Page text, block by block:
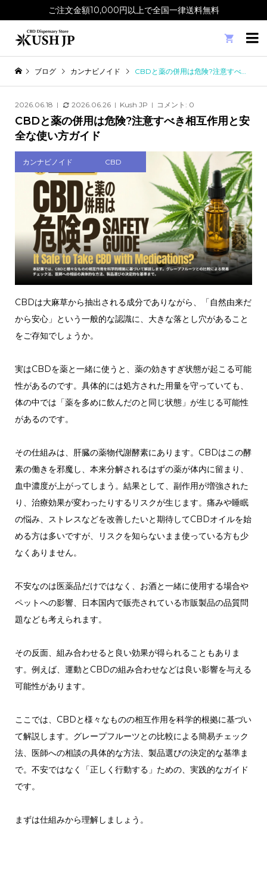
ご注文金額10,000円以上で全国一律送料無料

ブログ カンナビノイド CBDと薬の併用は危険?注意すべき相互作用と安全な使い方ガイド
2026.06.18 2026.06.26 Kush JP コメント: 0
CBDと薬の併用は危険?注意すべき相互作用と安
全な使い方ガイド
カンナビノイド CBD
CBDは大麻草から抽出される成分でありながら、「自然由来だ
から安心」という一般的な認識に、大きな落とし穴があること
をご存知でしょうか。
実はCBDを薬と一緒に使うと、薬の効きすぎ状態が起こる可能
性があるのです。具体的には処方された用量を守っていても、
体の中では「薬を多めに飲んだのと同じ状態」が生じる可能性
があるのです。
その仕組みは、肝臓の薬物代謝酵素にあります。CBDはこの酵
素の働きを邪魔し、本来分解されるはずの薬が体内に留まり、
血中濃度が上がってしまう。結果として、副作用が増強された
り、治療効果が変わったりするリスクが生じます。痛みや睡眠
の悩み、ストレスなどを改善したいと期待してCBDオイルを始
める方は多いですが、リスクを知らないまま使っている方も少
なくありません。
不安なのは医薬品だけではなく、お酒と一緒に使用する場合や
ペットへの影響、日本国内で販売されている市販製品の品質問
題なども考えられます。
その反面、組み合わせると良い効果が得られることもありま
す。例えば、運動とCBDの組み合わせなどは良い影響を与える
可能性があります。
ここでは、CBDと様々なものの相互作用を科学的根拠に基づい
て解説します。グレープフルーツとの比較による簡易チェック
法、医師への相談の具体的な方法、製品選びの決定的な基準ま
で。不安ではなく「正しく行動する」ための、実践的なガイド
です。
まずは仕組みから理解しましょう。